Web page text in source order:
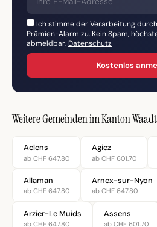
Ich stimme der Verarbeitung
Prämien-Alarm zu. Kein Spam,
abmeldbar. Datenschutz
Kostenlos
Weitere Gemeinden im Kanton Waadt
Aclens
ab CHF 647.80
Agiez
ab CHF 601.70
Allaman
ab CHF 647.80
Arnex-sur-Nyon
ab CHF 647.80
Arzier-Le Muids
ab CHF 647.80
Assens
ab CHF 601.70